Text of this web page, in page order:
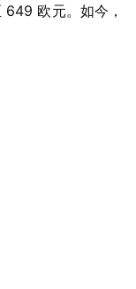
欧元。如今，